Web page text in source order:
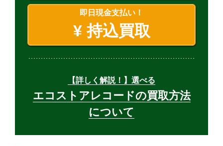
即日現金支払い！
¥持込買取
【詳しく解説！】選べる
エコストアレコードの買取方法
について